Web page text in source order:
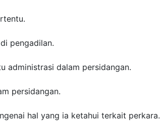
pengadilan.
administrasi dalam persidangan.
persidangan.
hal yang ia ketahui terkait perkara.